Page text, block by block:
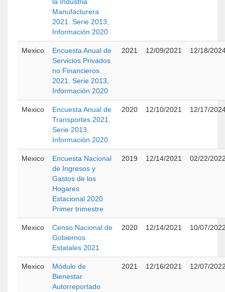
Manufacturera
2021. Serie 2013,
Información 2020
Mexico
Encuesta Anual de
Servicios Privados
no Financieros
2021. Serie 2013,
Información 2020
2021 12/09/2021 12/18/
Mexico
Encuesta Anual de
Transportes 2021.
Serie 2013,
Información 2020.
2020 12/10/2021 12/17/
Mexico
Encuesta Nacional
de Ingresos y
Gastos de los
Hogares
Estacional 2020
Primer trimestre
2019 12/14/2021 02/22/
Mexico
Censo Nacional de
Gobiernos
Estatales 2021
2020 12/14/2021 10/07/
Mexico
Módulo de
Bienestar
Autorreportado
2021 12/16/2021 12/07/